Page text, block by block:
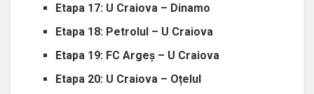
Etapa 17: U Craiova – Dinamo
Etapa 18: Petrolul – U Craiova
Etapa 19: FC Argeș – U Craiova
Etapa 20: U Craiova – Oțelul